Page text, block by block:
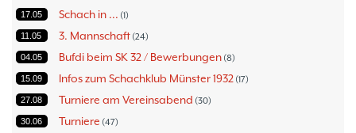
17.05 Schach in ... 1
11.05 3. Mannschaft 24
04.05 Bufdi beim SK 32 / Bewerbungen 8
15.09 Infos zum Schachklub Münster 1932 17
27.08 Turniere am Vereinsabend 30
30.06 Turniere 47